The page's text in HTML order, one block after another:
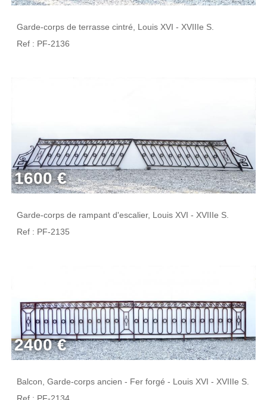
Garde-corps de terrasse cintré, Louis XVI - XVIIIe S.
Ref : PF-2136
1600 €
Garde-corps de rampant d'escalier, Louis XVI - XVIIIe S.
Ref : PF-2135
2400 €
Balcon, Garde-corps ancien - Fer forgé - Louis XVI - XVIIIe S.